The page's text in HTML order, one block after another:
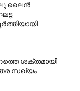
ലൈന്‍
ശക്തമായി
സഖ്യം